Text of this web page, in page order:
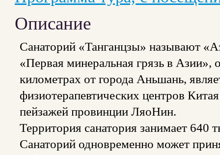
Описание
Санаторий «Танганцзы» называют
«Первая минеральная грязь в Азии»,
километрах от города Аньшань,
физиотерапевтических центров
пейзажей провинции ЛяоНин.
Территория санатория занимает 640
Санаторий одновременно может